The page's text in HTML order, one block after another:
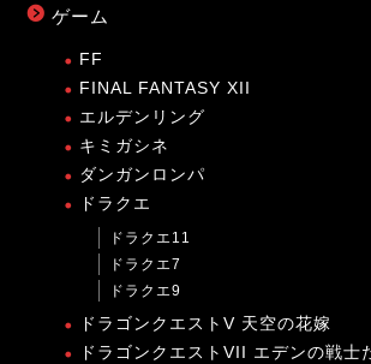
ゲーム
FF
FINAL FANTASY XII
エルデンリング
キミガシネ
ダンガンロンパ
ドラクエ
ドラクエ11
ドラクエ7
ドラクエ9
ドラゴンクエストV 天空の花嫁
ドラゴンクエストVII エデンの戦士